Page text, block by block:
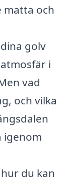
matta och
golv
i
vad
och vilka
igenom
du kan